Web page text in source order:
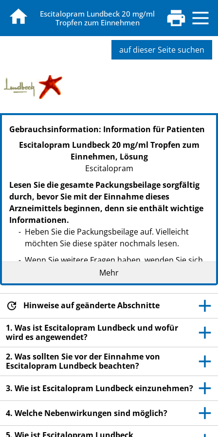
Escitalopram Lundbeck 20 mg/ml
Tropfen zum Einnehmen
auf dieser Seite suchen
Gebrauchsinformation: Information für Patienten
Escitalopram Lundbeck 20 mg/ml Tropfen zum
Einnehmen, Lösung
Escitalopram
Lesen Sie die gesamte Packungsbeilage sorgfältig
durch, bevor Sie mit der Einnahme dieses
Arzneimittels beginnen, denn sie enthält wichtige
Informationen.
Heben Sie die Packungsbeilage auf. Vielleicht
möchten Sie diese später nochmals lesen.
Wenn Sie weitere Fragen haben, wenden Sie sich
an Ihren Arzt oder Apotheker.
Dieses Arzneimittel wurde Ihnen persönlich
verschrieben. Geben Sie es nicht an Dritte weiter.
Es kann anderen Menschen schaden, auch wenn
diese die gleichen Beschwerden haben wie Sie.
Wenn Sie Nebenwirkungen bemerken, wenden Sie
sich an Ihren Arzt oder Apotheker. Dies gilt auch
für Nebenwirkungen, die nicht in dieser
Packungsbeilage angegeben sind. Siehe
Abschnitt 4.
Mehr
Hinweise auf geänderte Abschnitte
1. Was ist Escitalopram Lundbeck und wofür
wird es angewendet?
2. Was sollten Sie vor der Einnahme von
Escitalopram Lundbeck beachten?
3. Wie ist Escitalopram Lundbeck einzunehmen?
4. Welche Nebenwirkungen sind möglich?